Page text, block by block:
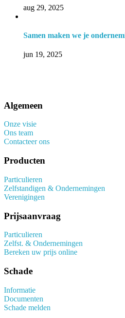
aug 29, 2025
Samen maken we je
jun 19, 2025
Algemeen
Onze visie
Ons team
Contacteer ons
Producten
Particulieren
Zelfstandigen & Ondernemingen
Verenigingen
Prijsaanvraag
Particulieren
Zelfst. & Ondernemingen
Bereken uw prijs online
Schade
Informatie
Documenten
Schade melden